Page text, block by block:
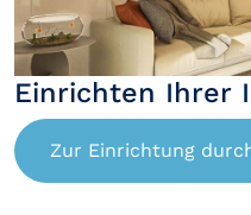
Einrichten Ihrer
Zur Einrichtung